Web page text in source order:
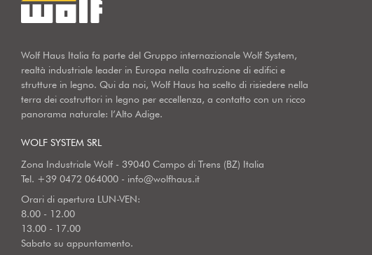
Wolf Haus Italia fa parte del Gruppo internazionale Wolf System,
realtà industriale leader in Europa nella costruzione di edifici e
strutture in legno. Qui da noi, Wolf Haus ha scelto di risiedere nella
terra dei costruttori in legno per eccellenza, a contatto con un ricco
panorama naturale: l’Alto Adige.
WOLF SYSTEM SRL
Zona Industriale Wolf - 39040 Campo di Trens (BZ) Italia
Tel. +39 0472 064000 - info@wolfhaus.it
Orari di apertura LUN-VEN:
8.00 - 12.00
13.00 - 17.00
Sabato su appuntamento.